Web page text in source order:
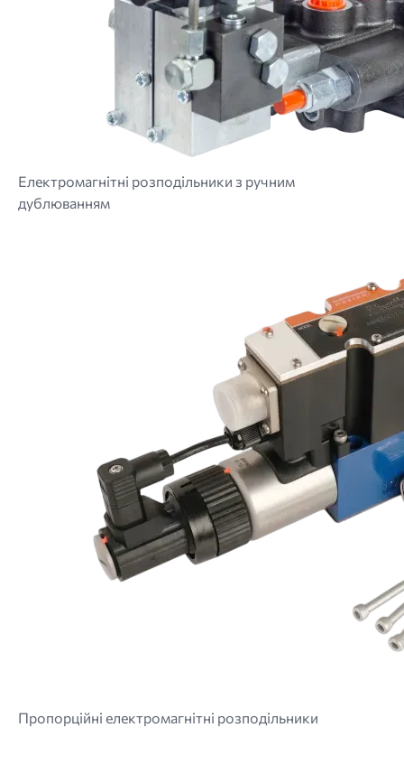
Електромагнітні розподільники з ручним
дублюванням
Пропорційні електромагнітні розподільники